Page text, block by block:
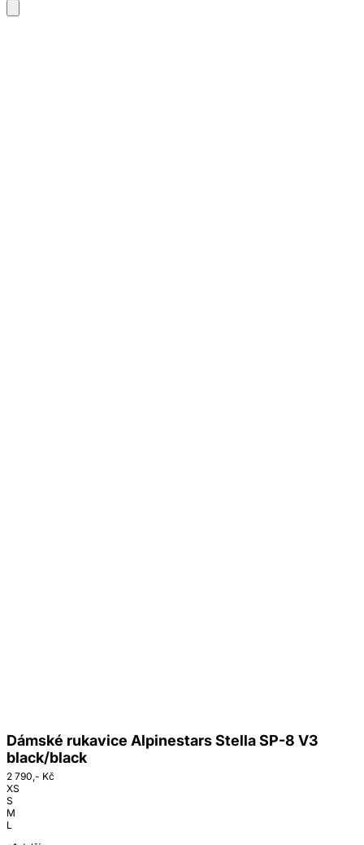
Dámské rukavice Alpinestars Stella SP-8 V3
black/black
2 790,- Kč
XS
S
M
L